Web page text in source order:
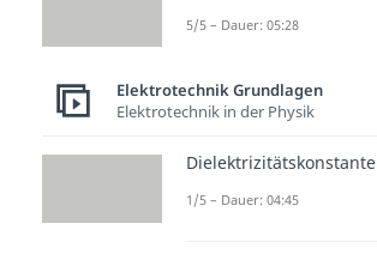
5/5 – Dauer: 05:28
Elektrotechnik Grundlagen
Elektrotechnik in der Physik
Dielektrizitätskonstante
1/5 – Dauer: 04:45